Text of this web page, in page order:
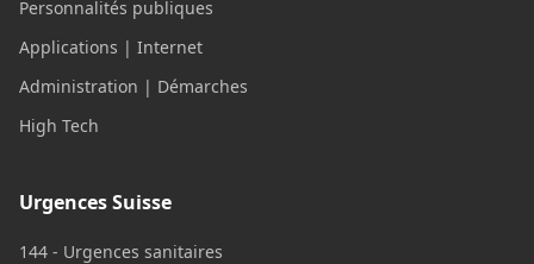
Personnalités publiques
Applications | Internet
Administration | Démarches
High Tech
Urgences Suisse
144 - Urgences sanitaires